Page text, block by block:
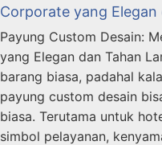
Corporate yang Elegan
Payung Custom Desain:
yang Elegan dan Tahan
barang biasa, padahal
payung custom desain
biasa. Terutama untuk
simbol pelayanan,